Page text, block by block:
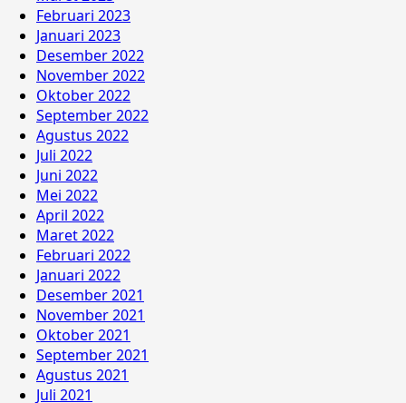
Februari 2023
Januari 2023
Desember 2022
November 2022
Oktober 2022
September 2022
Agustus 2022
Juli 2022
Juni 2022
Mei 2022
April 2022
Maret 2022
Februari 2022
Januari 2022
Desember 2021
November 2021
Oktober 2021
September 2021
Agustus 2021
Juli 2021